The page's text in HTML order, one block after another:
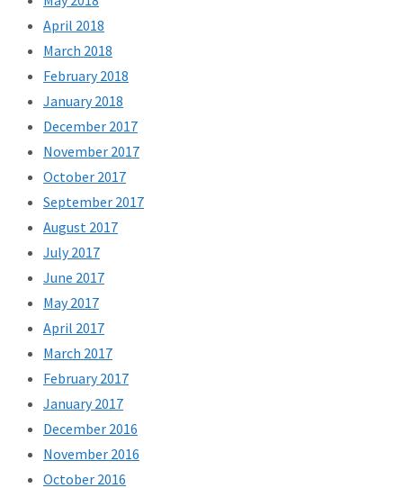
April 2018
March 2018
February 2018
January 2018
December 2017
November 2017
October 2017
September 2017
August 2017
July 2017
June 2017
May 2017
April 2017
March 2017
February 2017
January 2017
December 2016
November 2016
October 2016